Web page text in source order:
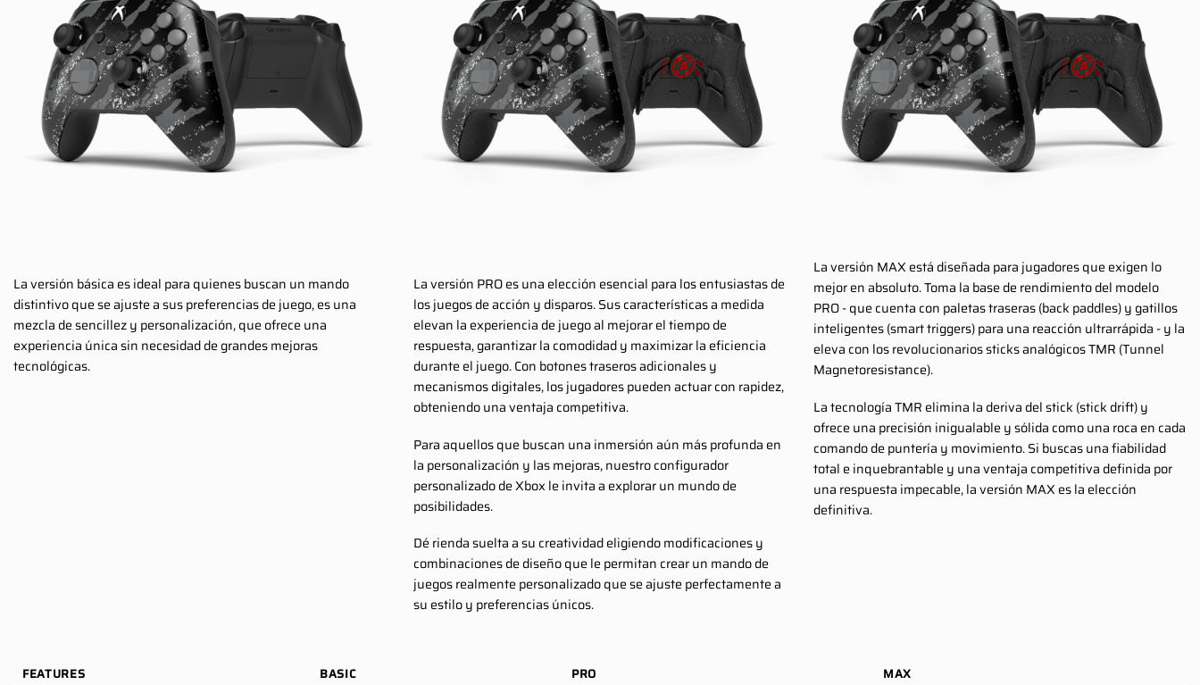
La versión básica es ideal para quienes buscan un mando
distintivo que se ajuste a sus preferencias de juego, es una
mezcla de sencillez y personalización, que ofrece una
experiencia única sin necesidad de grandes mejoras
tecnológicas.
La versión PRO es una elección esencial para los entusiastas de
los juegos de acción y disparos. Sus características a medida
elevan la experiencia de juego al mejorar el tiempo de
respuesta, garantizar la comodidad y maximizar la eficiencia
durante el juego. Con botones traseros adicionales y
mecanismos digitales, los jugadores pueden actuar con rapidez,
obteniendo una ventaja competitiva.
Para aquellos que buscan una inmersión aún más profunda en
la personalización y las mejoras, nuestro configurador
personalizado de Xbox le invita a explorar un mundo de
posibilidades.
Dé rienda suelta a su creatividad eligiendo modificaciones y
combinaciones de diseño que le permitan crear un mando de
juegos realmente personalizado que se ajuste perfectamente a
su estilo y preferencias únicos.
La versión MAX está diseñada para jugadores que exigen lo
mejor en absoluto. Toma la base de rendimiento del modelo
PRO - que cuenta con paletas traseras (back paddles) y gatillos
inteligentes (smart triggers) para una reacción ultrarrápida - y la
eleva con los revolucionarios sticks analógicos TMR (Tunnel
Magnetoresistance).
La tecnología TMR elimina la deriva del stick (stick drift) y
ofrece una precisión inigualable y sólida como una roca en cada
comando de puntería y movimiento. Si buscas una fiabilidad
total e inquebrantable y una ventaja competitiva definida por
una respuesta impecable, la versión MAX es la elección
definitiva.
FEATURES BASIC PRO
MAX